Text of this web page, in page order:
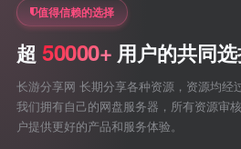
值得信赖的选择
超50000+ 用户的共同
长游分享网 长期分享各种资源，资源均经
我们拥有自己的网盘服务器，所有资源审
户提供更好的产品和服务体验。